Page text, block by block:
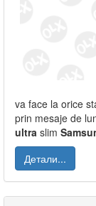
va face la orice
prin mesaje de
ultra slim
Детали...